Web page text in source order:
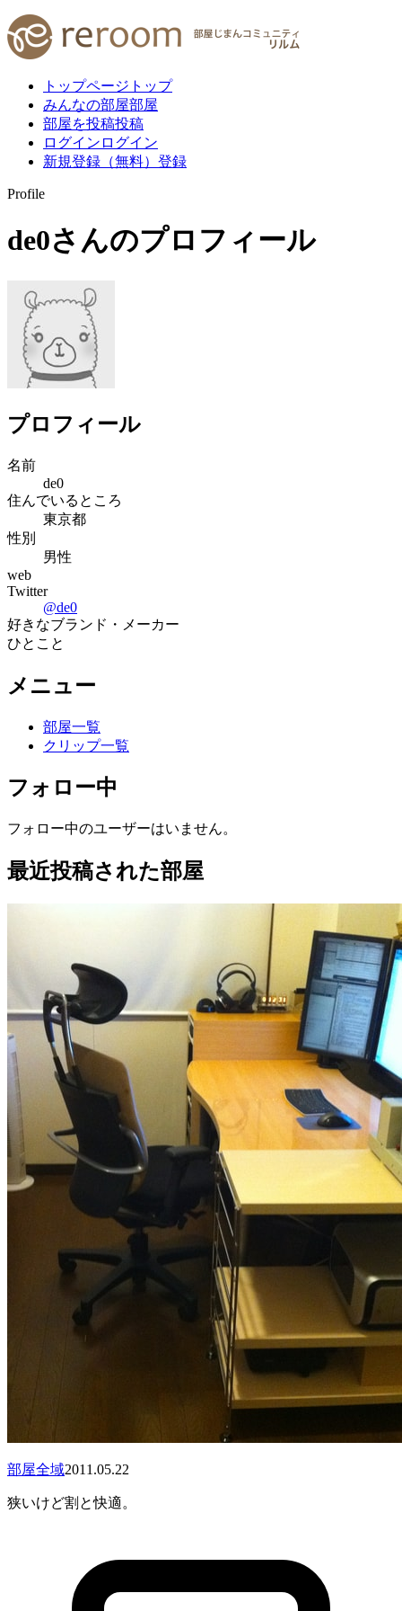
トップページ トップ
みんなの部屋部屋
部屋を投稿投稿
ログイン ログイン
新規登録（無料） 登録
Profile
de0さんのプロフィール
プロフィール
名前
de0
住んでいるところ
東京都
性別
男性
web
Twitter
@de0
好きなブランド・メーカー
ひとこと
メニュー
部屋一覧
クリップ一覧
フォロー中
フォロー中のユーザーはいません。
最近投稿された部屋
部屋全域2011.05.22
狭いけど割と快適。